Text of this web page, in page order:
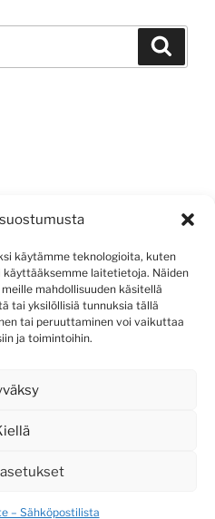
käytämme teknologioita, kuten
laitetietoja. Näiden
mahdollisuuden käsitellä
tai yksilöllisiä tunnuksia tällä
tai peruuttaminen voi vaikuttaa
ja toimintoihin.
– Sähköpostilista